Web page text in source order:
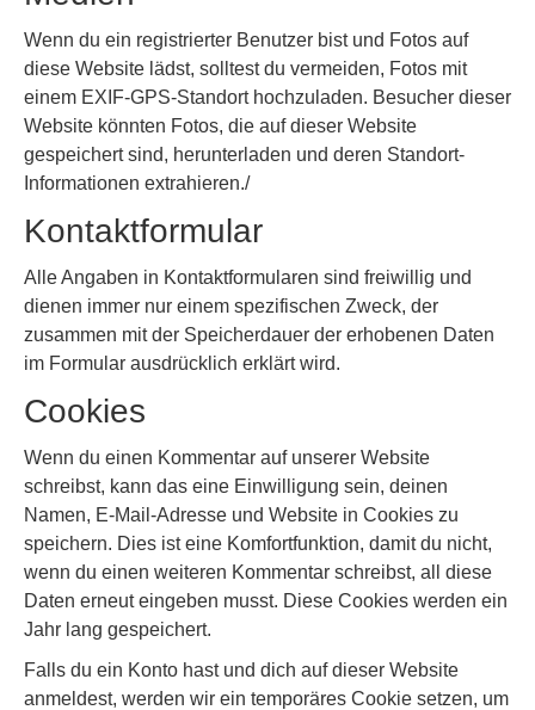
Wenn du ein registrierter Benutzer bist und Fotos auf
diese Website lädst, solltest du vermeiden, Fotos mit
einem EXIF-GPS-Standort hochzuladen. Besucher dieser
Website könnten Fotos, die auf dieser Website
gespeichert sind, herunterladen und deren Standort-
Informationen extrahieren./
Kontaktformular
Alle Angaben in Kontaktformularen sind freiwillig und
dienen immer nur einem spezifischen Zweck, der
zusammen mit der Speicherdauer der erhobenen Daten
im Formular ausdrücklich erklärt wird.
Cookies
Wenn du einen Kommentar auf unserer Website
schreibst, kann das eine Einwilligung sein, deinen
Namen, E-Mail-Adresse und Website in Cookies zu
speichern. Dies ist eine Komfortfunktion, damit du nicht,
wenn du einen weiteren Kommentar schreibst, all diese
Daten erneut eingeben musst. Diese Cookies werden ein
Jahr lang gespeichert.
Falls du ein Konto hast und dich auf dieser Website
anmeldest, werden wir ein temporäres Cookie setzen, um